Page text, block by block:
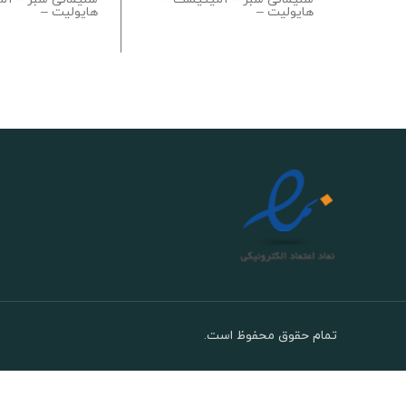
هایولیت – هایولیت –
تمام حقوق محفوظ است.